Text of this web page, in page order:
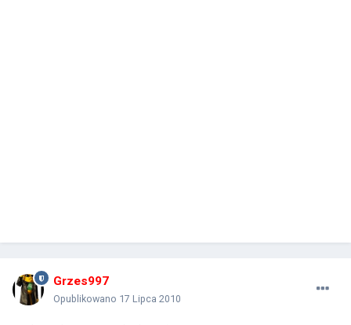
Grzes997
Opublikowano 17 Lipca 2010